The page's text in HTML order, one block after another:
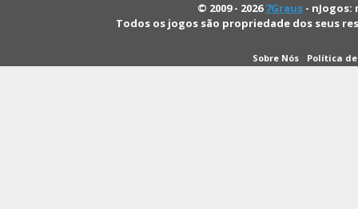
© 2009 - 20267Graus -
Todos os jogos são propriedade dos seus
Sobre Nós Política